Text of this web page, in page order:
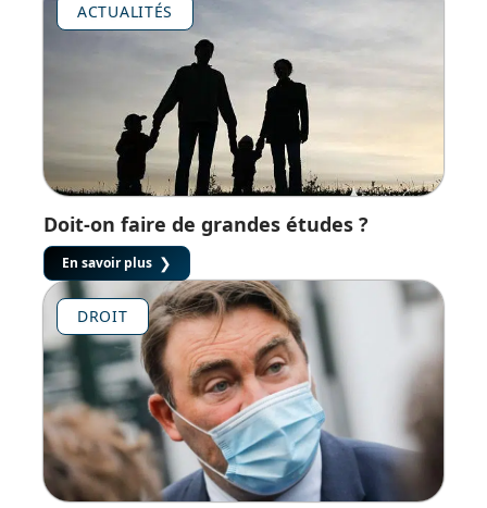
ACTUALITÉS
Doit-on faire de grandes études ?
En savoir plus
DROIT